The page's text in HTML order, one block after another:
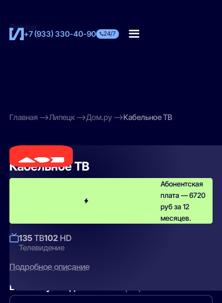
+7 (933) 330-40-90 24/7
Липецк
Главная Липецк Дом.ру Кабельное ТВ
Дом.ру
Кабельное ТВ
Абонентская
плата — 6720
руб за 12
месяцев.
135 ТВ102 HD
Телевидение
Подробное описание
Вам могут подойти